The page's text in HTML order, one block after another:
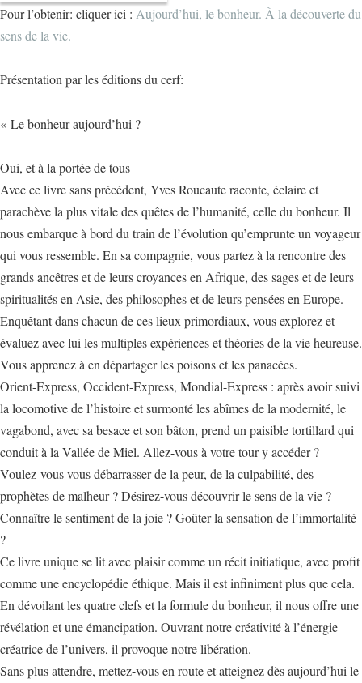
Pour l’obtenir: cliquer ici : Aujourd’hui, le bonheur. À la découverte du
sens de la vie.
Présentation par les éditions du cerf:
« Le bonheur aujourd’hui ?
Oui, et à la portée de tous
Avec ce livre sans précédent, Yves Roucaute raconte, éclaire et
parachève la plus vitale des quêtes de l’humanité, celle du bonheur. Il
nous embarque à bord du train de l’évolution qu’emprunte un voyageur
qui vous ressemble. En sa compagnie, vous partez à la rencontre des
grands ancêtres et de leurs croyances en Afrique, des sages et de leurs
spiritualités en Asie, des philosophes et de leurs pensées en Europe.
Enquêtant dans chacun de ces lieux primordiaux, vous explorez et
évaluez avec lui les multiples expériences et théories de la vie heureuse.
Vous apprenez à en départager les poisons et les panacées.
Orient-Express, Occident-Express, Mondial-Express : après avoir suivi
la locomotive de l’histoire et surmonté les abîmes de la modernité, le
vagabond, avec sa besace et son bâton, prend un paisible tortillard qui
conduit à la Vallée de Miel. Allez-vous à votre tour y accéder ?
Voulez-vous vous débarrasser de la peur, de la culpabilité, des
prophètes de malheur ? Désirez-vous découvrir le sens de la vie ?
Connaître le sentiment de la joie ? Goûter la sensation de l’immortalité
?
Ce livre unique se lit avec plaisir comme un récit initiatique, avec profit
comme une encyclopédie éthique. Mais il est infiniment plus que cela.
En dévoilant les quatre clefs et la formule du bonheur, il nous offre une
révélation et une émancipation. Ouvrant notre créativité à l’énergie
créatrice de l’univers, il provoque notre libération.
Sans plus attendre, mettez-vous en route et atteignez dès aujourd’hui le